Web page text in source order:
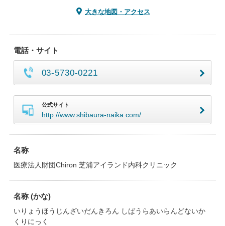
大きな地図・アクセス
電話・サイト
03-5730-0221
公式サイト
http://www.shibaura-naika.com/
名称
医療法人財団Chiron 芝浦アイランド内科クリニック
名称 (かな)
いりょうほうじんざいだんきろん しばうらあいらんどないか
くりにっく